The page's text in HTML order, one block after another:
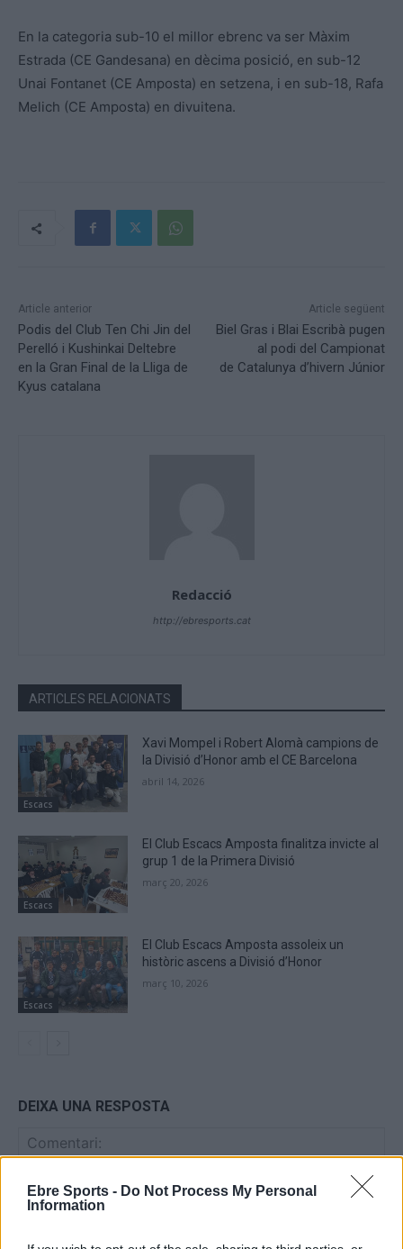
Ebre Sports - Do Not Process My Personal
Information
En la categoria sub-10 el millor ebrenc va ser Màxim
Estrada (CE Gandesana) en dècima posició, en sub-12
Unai Fontanet (CE Amposta) en setzena, i en sub-18, Rafa
Melich (CE Amposta) en divuitena.
Article anterior
Podis del Club Ten Chi Jin del
Perelló i Kushinkai Deltebre
en la Gran Final de la Lliga de
Kyus catalana
Article següent
Biel Gras i Blai Escribà pugen
al podi del Campionat
de Catalunya d’hivern Júnior
Redacció
http://ebresports.cat
ARTICLES RELACIONATS
Escacs
Xavi Mompel i Robert Alomà campions de
la Divisió d’Honor amb el CE Barcelona
abril 14, 2026
Escacs
El Club Escacs Amposta finalitza invicte al
grup 1 de la Primera Divisió
març 20, 2026
Escacs
El Club Escacs Amposta assoleix un
històric ascens a Divisió d’Honor
març 10, 2026
DEIXA UNA RESPOSTA